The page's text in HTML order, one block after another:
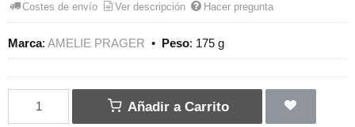
Costes de envío Ver descripción Hacer pregunta
Marca: AMELIE PRAGER • Peso: 175 g
Añadir a Carrito